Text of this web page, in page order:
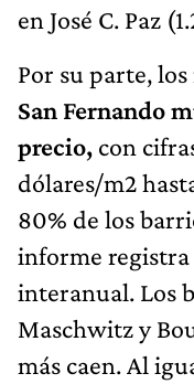
en José C. Paz
Por su parte,
San Fernando
precio, con
dólares/m2
80% de los
informe registra
interanual. Los
Maschwitz y
más caen. Al